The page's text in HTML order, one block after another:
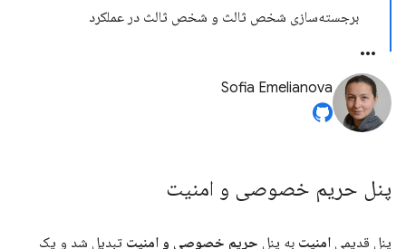
برجسته‌سازی شخص ثالث و شخص ثالث در عملکرد
Sofia Emelianova
پنل حریم خصوصی و امنیت
پنل قدیمی امنیت به پنل حریم خصوصی و امنیت تبدیل شد و یک